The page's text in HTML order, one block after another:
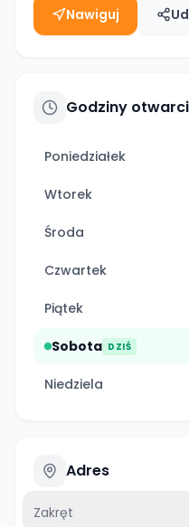
Nawiguj
Godziny
Poniedziałek
Wtorek
Środa
Czwartek
Piątek
Sobota DZIŚ
Niedziela
Adres
Zakręt